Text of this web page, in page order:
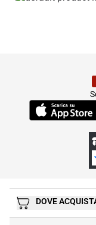
(Si apre in una
DOVE